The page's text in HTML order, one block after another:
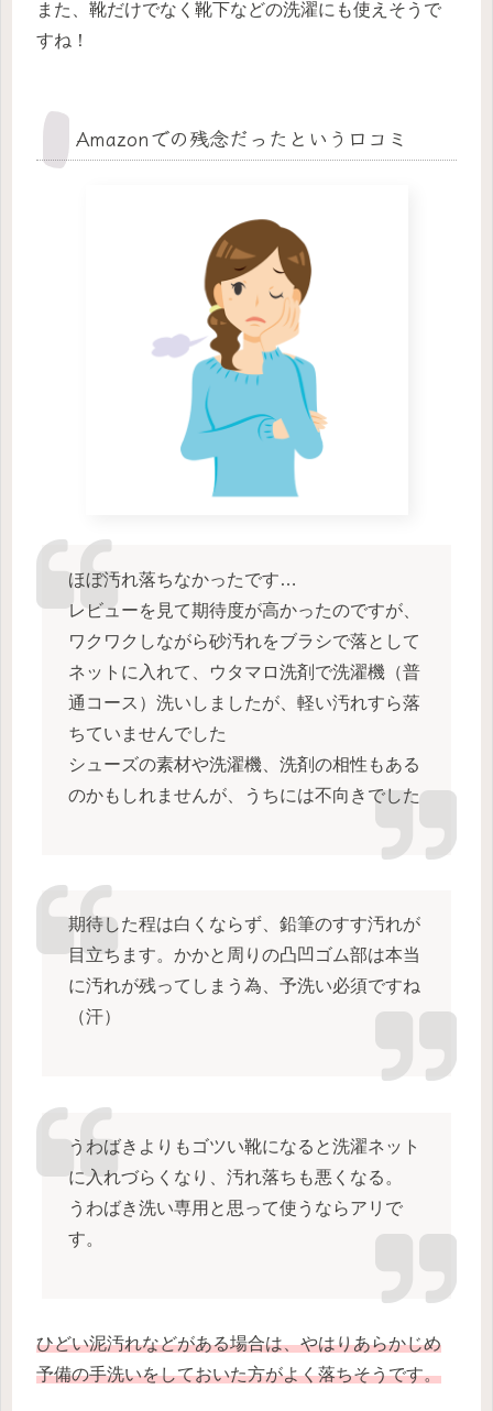
また、靴だけでなく靴下などの洗濯にも使えそうで
すね！
Amazonでの残念だったという口コミ
ほぼ汚れ落ちなかったです…
レビューを見て期待度が高かったのですが、
ワクワクしながら砂汚れをブラシで落として
ネットに入れて、ウタマロ洗剤で洗濯機（普
通コース）洗いしましたが、軽い汚れすら落
ちていませんでした
シューズの素材や洗濯機、洗剤の相性もある
のかもしれませんが、うちには不向きでした
期待した程は白くならず、鉛筆のすす汚れが
目立ちます。かかと周りの凸凹ゴム部は本当
に汚れが残ってしまう為、予洗い必須ですね
（汗）
うわばきよりもゴツい靴になると洗濯ネット
に入れづらくなり、汚れ落ちも悪くなる。
うわばき洗い専用と思って使うならアリで
す。
ひどい泥汚れなどがある場合は、やはりあらかじめ
予備の手洗いをしておいた方がよく落ちそうです。